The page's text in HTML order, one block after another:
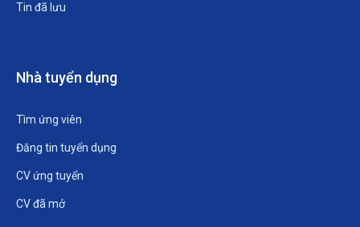
Tin đã lưu
Nhà tuyển dụng
Tìm ứng viên
Đăng tin tuyển dụng
CV ứng tuyển
CV đã mở